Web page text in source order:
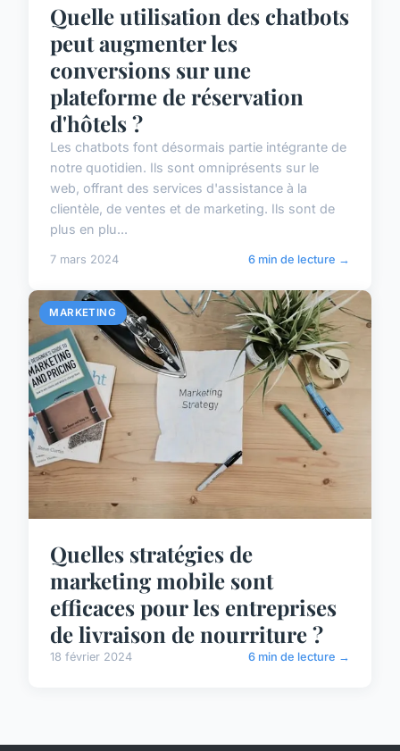
Quelle utilisation des chatbots
peut augmenter les
conversions sur une
plateforme de réservation
d'hôtels ?
Les chatbots font désormais partie intégrante de
notre quotidien. Ils sont omniprésents sur le
web, offrant des services d'assistance à la
clientèle, de ventes et de marketing. Ils sont de
plus en plu...
7 mars 2024 6 min de lecture →
MARKETING
Quelles stratégies de
marketing mobile sont
efficaces pour les entreprises
de livraison de nourriture ?
18 février 2024 6 min de lecture →